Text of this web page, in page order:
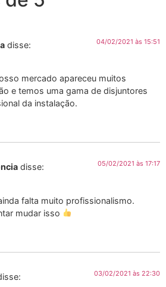
disse: 04/02/2021 às 15:51
mercado apareceu muitos
e temos uma gama de disjuntores
da instalação.
disse: 05/02/2021 às 17:17
falta muito profissionalismo.
mudar isso
03/02/2021 às 22:30